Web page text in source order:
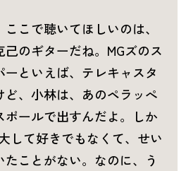
こで聴いてほしいのは、
のギターだね。MGズのス
といえば、テレキャスタ
、小林は、あのペラッぺ
ポールで出すんだよ。しか
して好きでもなくて、せい
ことがない。なのに、う